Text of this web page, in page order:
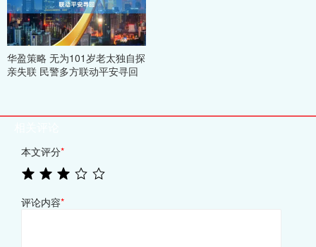
华盈策略 无为101岁老太独自探
亲失联 民警多方联动平安寻回
本文评分*
评论内容*